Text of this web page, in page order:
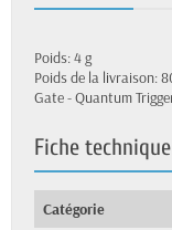
Poids: 4 g
Poids de la livraison:
Gate - Quantum
Fiche technique
Catégorie